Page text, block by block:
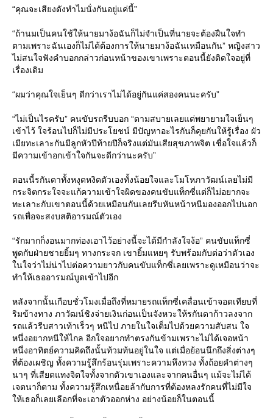
“คุณจะเสียงดังทำไมนั่งกันอยู่แค่นี้”
“ถ้านมเป็นคนใช้ให้นายมาง้อฉันก็ไม่จำเป็นที่นายจะต้องฝืนใจทำ
ตามเพราะฉันเองก็ไม่ได้ต้องการให้นายมาง้อฉันเหมือนกัน” หญิงสาว
ไม่สนใจฟังคำบอกกล่าวก่อนหน้าของเขาเพราะตอนนี้ยังติดใจอยู่ที่
เรื่องเดิม
“ผมว่าคุณใจเย็นๆ ดีกว่าเราไม่ได้อยู่กันแค่สองคนนะครับ”
“ไม่เป็นไรครับ” คนขับรถรีบบอก “ตามสบายเลยแต่พยายามใจเย็นๆ
เข้าไว้ ใจร้อนไปก็ไม่มีประโยชน์ มีปัญหาอะไรกันก็คุยกันให้รู้เรื่อง ผัว
เมียทะเลาะกันมีลูกหัวปีท้ายปีก็จริงแต่มันเสียสุขภาพจิต เชื่อใจแล้วก็
มีความเข้าอกเข้าใจกันจะดีกว่านะครับ”
ตอนนี้รกันดาทั้งหงุดหงิดตัวเองทั้งน้อยใจและโมโหภาวัฒน์เลยไม่มี
กระจิตกระใจจะแก้ความเข้าใจผิดของคนขับแท็กซี่แต่ก็ไม่อยากจะ
ทะเลาะกับเขาตอนนี้ด้วยเหมือนกันเลยรีบหันหน้าหนีมองออกไปนอก
รถเพื่อจะสงบสติอารมณ์ตัวเอง
“รักมากก็งอนมากท่องเอาไว้อย่างนี้จะได้มีกำลังใจง้อ” คนขับแท็กซี่
พูดกับฝ่ายชายยิ้มๆ ทางกระจก เขายิ้มแหยๆ รับพร้อมกับต่อว่าตัวเอง
ในใจว่าไม่น่าไปต่อความยาวกับคนขับแท็กซี่เลยเพราะดูเหมือนว่าจะ
ทำให้เธออารมณ์บูดเข้าไปอีก
หลังจากนั้นเกือบชั่วโมงเมื่อถึงที่หมายรถแท็กซี่เคลื่อนเข้าจอดเทียบที่
ริมข้างทาง ภาวัฒน์ชิงจ่ายเงินก่อนเป็นจังหวะให้รกันดาก้าวลงจาก
รถแล้วรีบสาวเท้าเร็วๆ หนีไป ภายในใจเต็มไปด้วยความสับสน ใจ
หนึ่งอยากหนีให้ไกล อีกใจอยากทำตรงกันข้ามเพราะไม่ได้เจอหน้า
หนึ่งอาทิตย์ความคิดถึงนั้นท้วมท้นอยู่ในใจ แต่เมื่อย้อนนึกถึงสิ่งต่างๆ
ที่ต้องเผชิญ ทั้งความรู้สึกร้อนรุ่มเพราะความหึงหวง ทั้งถ้อยคำต่างๆ
นาๆ ที่เสียดแทงจิตใจทั้งจากตัวเขาเองและจากคนอื่นๆ แม้จะไม่ได้
เจตนาก็ตาม ทั้งความรู้สึกเหนื่อยล้ากับการที่ต้องหลงรักคนที่ไม่มีใจ
ให้เธอก็เลยเลือกที่จะเอาตัวออกห่าง อย่างน้อยก็ในตอนนี้